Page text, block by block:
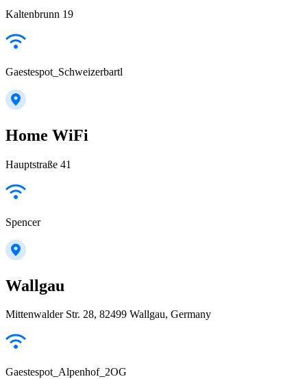
Kaltenbrunn 19
Gaestespot_Schweizerbartl
Home WiFi
Hauptstraße 41
Spencer
Wallgau
Mittenwalder Str. 28, 82499 Wallgau, Germany
Gaestespot_Alpenhof_2OG